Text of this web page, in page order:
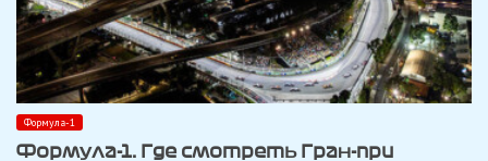
Формула-1
Формула-1. Где смотреть Гран-при